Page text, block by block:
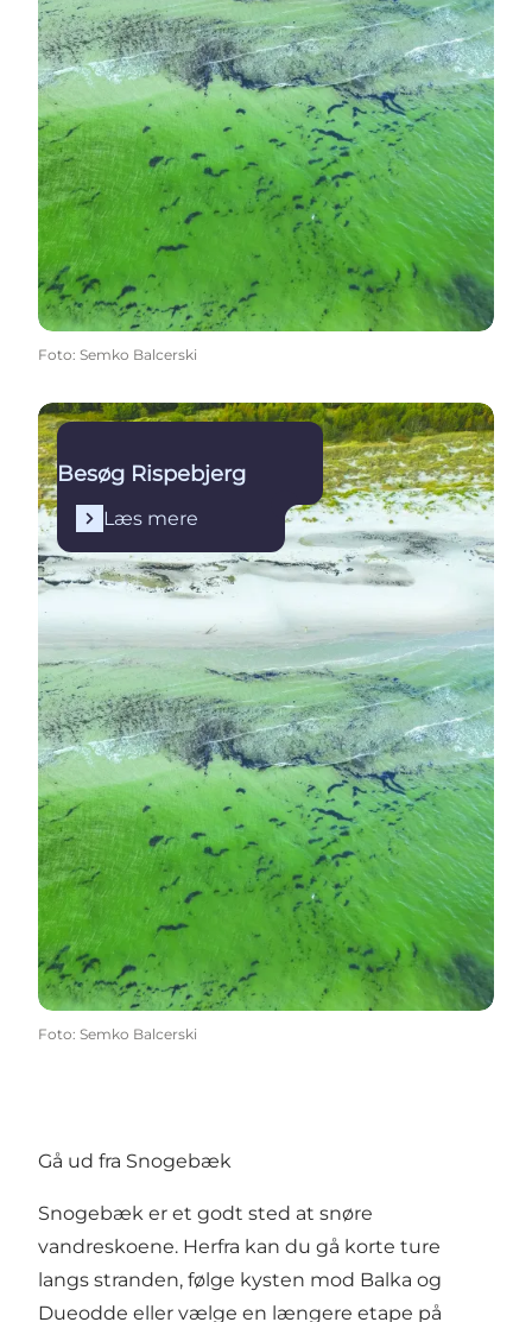
Foto: Semko Balcerski
Læs mere
Besøg Rispebjerg
Læs mere
Foto: Semko Balcerski
Gå ud fra Snogebæk
Snogebæk er et godt sted at snøre
vandreskoene. Herfra kan du gå korte ture
langs stranden, følge kysten mod Balka og
Dueodde eller vælge en længere etape på